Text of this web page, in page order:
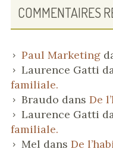
COMMENTAIRES
Paul Marketing
Laurence Gatti
familiale.
Braudo dans De
Laurence Gatti
familiale.
Mel dans De